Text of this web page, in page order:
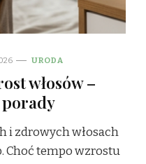
URODA
włosów –
porady
i zdrowych włosach
Choć tempo wzrostu